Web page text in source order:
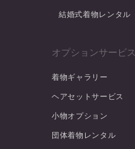
結婚式着物レンタル
オプションサービス
着物ギャラリー
ヘアセットサービス
小物オプション
団体着物レンタル